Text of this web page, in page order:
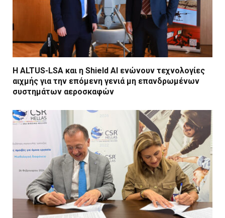
Η ALTUS-LSA και η Shield AI ενώνουν τεχνολογίες
αιχμής για την επόμενη γενιά μη επανδρωμένων
συστημάτων αεροσκαφών